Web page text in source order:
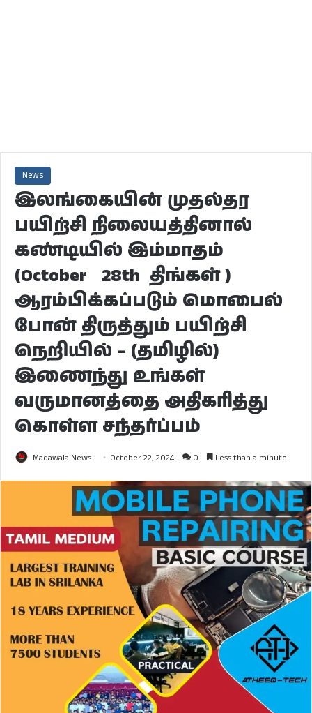
News
இலங்கையின் முதல்தர
பயிற்சி நிலையத்தினால்
கண்டியில் இம்மாதம்
(October 28th திங்கள் )
ஆரம்பிக்கப்படும் மொபைல்
போன் திருத்தும் பயிற்சி
நெறியில் – (தமிழில்)
இணைந்து உங்கள்
வருமானத்தை அதிகரித்து
கொள்ள சந்தர்ப்பம்
Madawala News October 22, 2024 0 Less than a minute